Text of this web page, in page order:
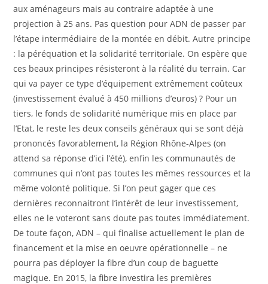
aux aménageurs mais au contraire adaptée à une
projection à 25 ans. Pas question pour ADN de passer par
l’étape intermédiaire de la montée en débit. Autre principe
: la péréquation et la solidarité territoriale. On espère que
ces beaux principes résisteront à la réalité du terrain. Car
qui va payer ce type d’équipement extrêmement coûteux
(investissement évalué à 450 millions d’euros) ? Pour un
tiers, le fonds de solidarité numérique mis en place par
l’Etat, le reste les deux conseils généraux qui se sont déjà
prononcés favorablement, la Région Rhône-Alpes (on
attend sa réponse d’ici l’été), enfin les communautés de
communes qui n’ont pas toutes les mêmes ressources et la
même volonté politique. Si l’on peut gager que ces
dernières reconnaitront l’intérêt de leur investissement,
elles ne le voteront sans doute pas toutes immédiatement.
De toute façon, ADN – qui finalise actuellement le plan de
financement et la mise en oeuvre opérationnelle – ne
pourra pas déployer la fibre d’un coup de baguette
magique. En 2015, la fibre investira les premières